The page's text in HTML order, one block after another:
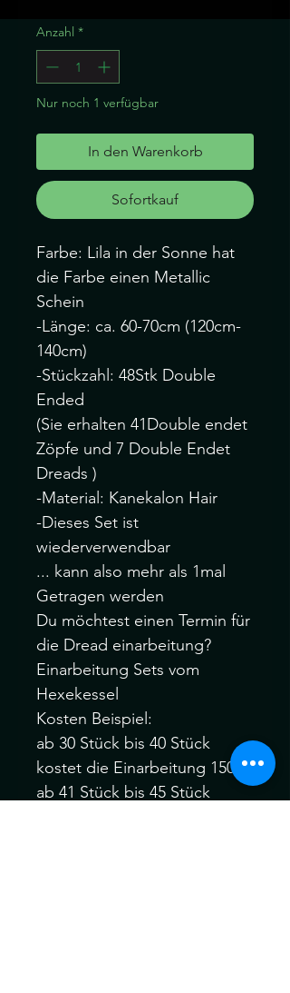
Anzahl *
Nur noch 1 verfügbar
In den Warenkorb
Sofortkauf
Farbe: Lila in der Sonne hat
die Farbe einen Metallic
Schein
-Länge: ca. 60-70cm (120cm-
140cm)
-Stückzahl: 48Stk Double
Ended
(Sie erhalten 41Double endet
Zöpfe und 7 Double Endet
Dreads )
-Material: Kanekalon Hair
-Dieses Set ist
wiederverwendbar
... kann also mehr als 1mal
Getragen werden
Du möchtest einen Termin für
die Dread einarbeitung?
Einarbeitung Sets vom
Hexekessel
Kosten Beispiel:
ab 30 Stück bis 40 Stück
kostet die Einarbeitung 150Fr.
ab 41 Stück bis 45 Stück